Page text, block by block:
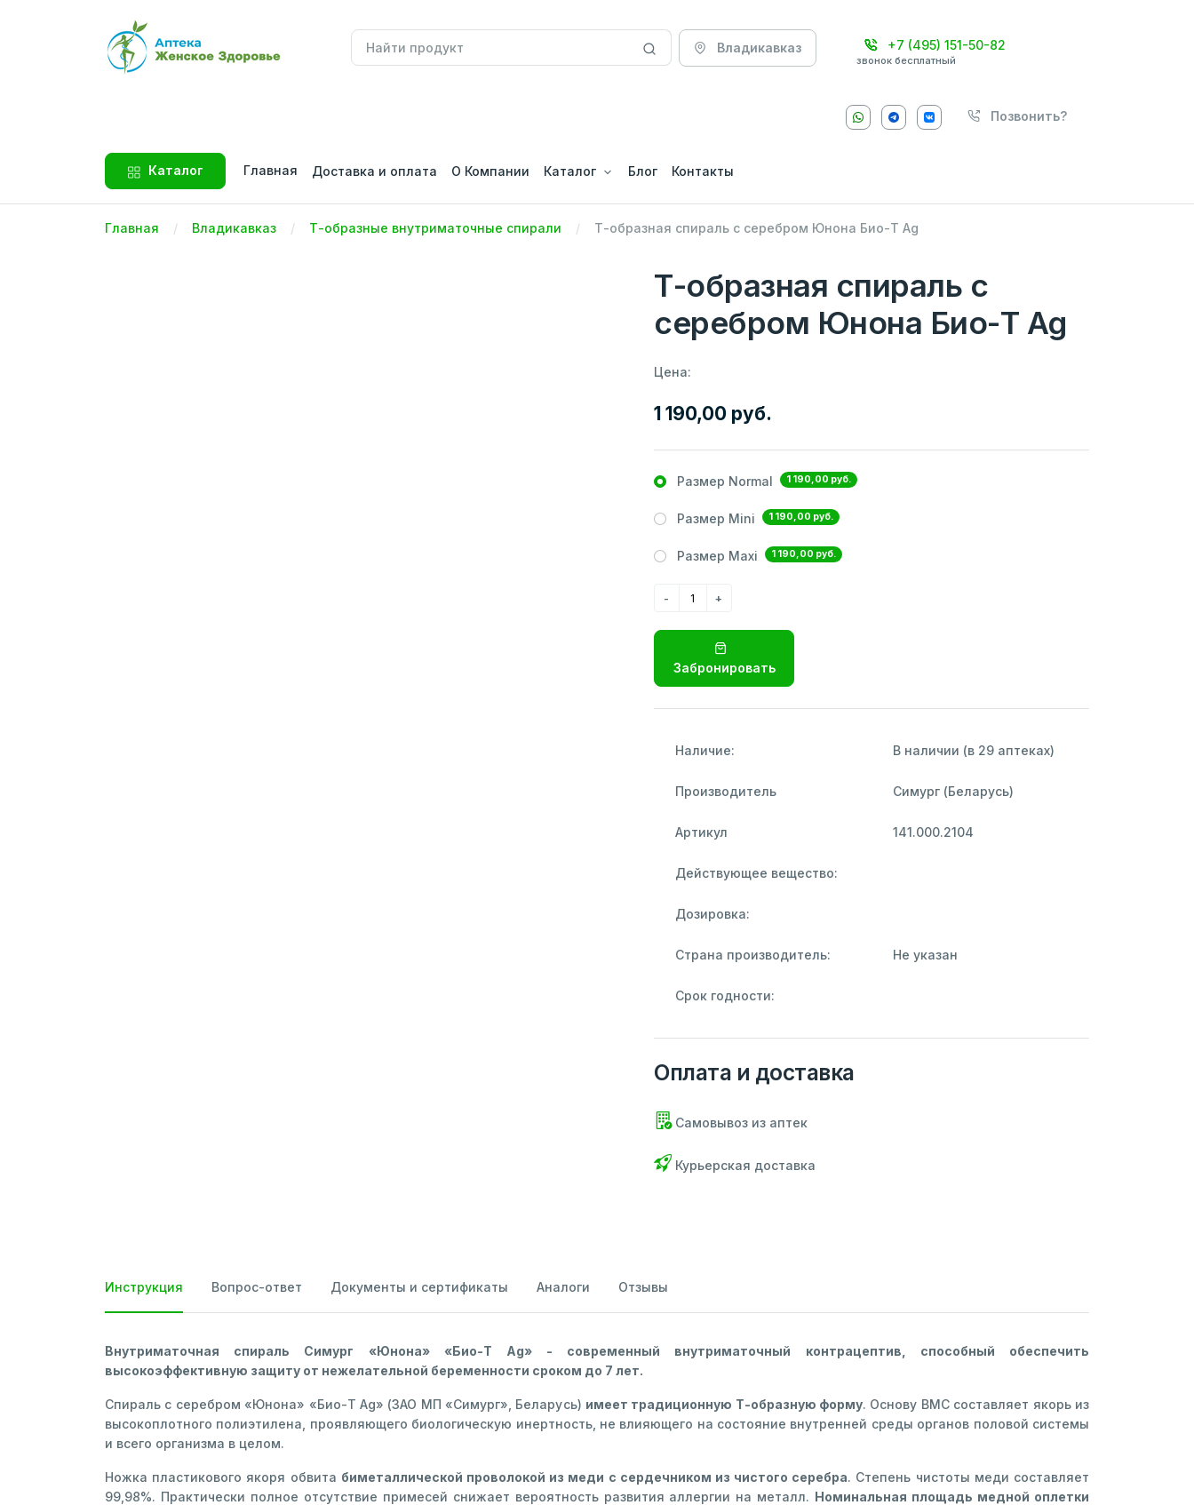
Владикавказ +7 (495) 151-50-82
звонок бесплатный
Позвонить?
Каталог Главная Доставка и оплата О Компании Каталог Блог Контакты
Главная Владикавказ Т-образные внутриматочные спирали Т-образная спираль с серебром Юнона Био-Т Ag
Т-образная спираль с
серебром Юнона Био-Т Ag
Цена:
1 190,00 руб.
Размер Normal 1 190,00 руб.
Размер Mini 1 190,00 руб.
Размер Maxi 1 190,00 руб.
Забронировать
Наличие: В наличии (в 29 аптеках)
Производитель Симург (Беларусь)
Артикул 141.000.2104
Действующее вещество:
Дозировка:
Страна производитель: Не указан
Срок годности:
Оплата и доставка
Самовывоз из аптек
Курьерская доставка
Инструкция Вопрос-ответ Документы и сертификаты Аналоги Отзывы
Внутриматочная спираль Симург «Юнона» «Био-Т Ag» - современный внутриматочный контрацептив, способный обеспечить
высокоэффективную защиту от нежелательной беременности сроком до 7 лет.
Спираль с серебром «Юнона» «Био-Т Ag» (ЗАО МП «Симург», Беларусь) имеет традиционную Т-образную форму. Основу ВМС составляет якорь из
высокоплотного полиэтилена, проявляющего биологическую инертность, не влияющего на состояние внутренней среды органов половой системы
и всего организма в целом.
Ножка пластикового якоря обвита биметаллической проволокой из меди с сердечником из чистого серебра. Степень чистоты меди составляет
99,98%. Практически полное отсутствие примесей снижает вероятность развития аллергии на металл. Номинальная площадь медной оплетки